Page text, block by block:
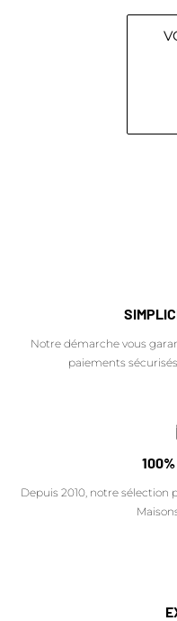
Notre démarche vous
paiements
Depuis 2010, notre sélection